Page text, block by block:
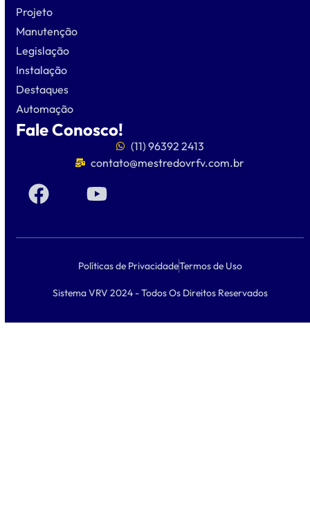
Projeto
Manutenção
Legislação
Instalação
Destaques
Automação
Fale Conosco!
(11) 96392 2413
contato@mestredovrfv.com.br
Políticas de PrivacidadeTermos de Uso
Sistema VRV 2024 - Todos Os Direitos Reservados